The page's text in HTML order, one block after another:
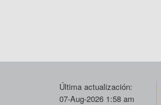
Última actualización:
07-Aug-2026 1:58 am